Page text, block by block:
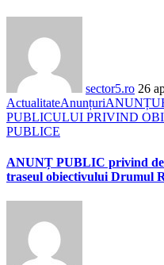
sector5.ro 26
ActualitateAnunțuri
PUBLICULUI PRIVIND
PUBLICE
ANUNȚ PUBLIC privind
traseul obiectivului Drumul